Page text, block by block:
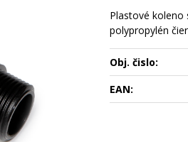
Plastové koleno
polypropylén
Obj. čislo:
EAN: